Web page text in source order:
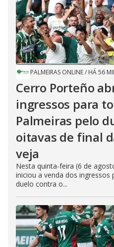
PALMEIRAS ONLINE/ HÁ 56
Cerro Porteño
ingressos para
Palmeiras pelo
oitavas de final
veja
Nesta quinta-feira (6 de
iniciou a venda dos
duelo contra o...